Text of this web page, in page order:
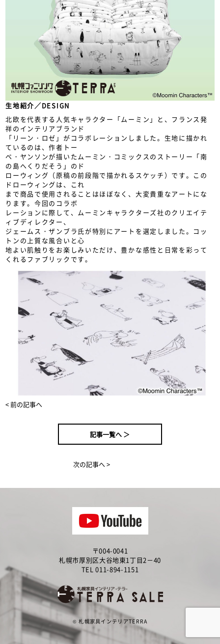
生地紹介／DESIGN
北欧を代表する人気キャラクター「ムーミン」と、フランス発
祥のインテリアブランド
「リーン・ロゼ」がコラボレーションしました。生地に描かれ
ているのは、作者トー
ベ・ヤンソンが描いたムーミン・コミックスのストーリー「南
の島へくりだそう」のド
ローウィング（原稿の前段階で描かれるスケッチ）です。この
ドローウィングは、これ
まで商品で使用されることはほぼなく、大変貴重なアートにな
ります。今回のコラボ
レーションに際して、ムーミンキャラクターズ社のクリエイテ
ィブディレクター、
ジェームス・ザンブラ氏が特別にアートを選定しました。コッ
トンの上質な風合いと心
地よい肌触りをお楽しみいただけ、豊かな感性と日常を彩って
くれるファブリックです。
< 前の記事へ
記事一覧へ ＞
次の記事へ >
〒004-0041
札幌市厚別区大谷地東1丁目2－40
TEL 011-894-1151
©札幌家具インテリアTERRA